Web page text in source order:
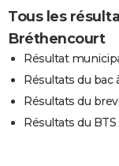
Tous les
Bréthencourt
Résultat
Résultats du
Résultats du
Résultats du